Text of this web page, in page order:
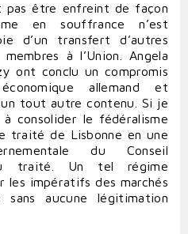
être enfreint de façon
en souffrance n’est
d’un transfert d’autres
à l’Union. Angela
ont conclu un compromis
allemand et
tout autre contenu. Si je
consolider le fédéralisme
traité de Lisbonne en une
du Conseil
traité. Un tel régime
impératifs des marchés
aucune légitimation